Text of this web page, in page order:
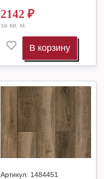
2142 ₽
за кв. м.
В корзину
Артикул: 1484451